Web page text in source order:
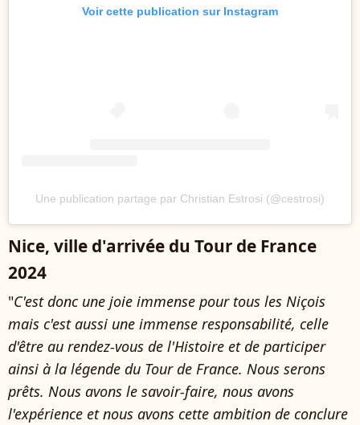
Voir cette publication sur Instagram
Une publication partage par Christian Estrosi (@cestrosi)
Nice, ville d'arrivée du Tour de France
2024
"C'est donc une joie immense pour tous les Niçois
mais c'est aussi une immense responsabilité, celle
d'être au rendez-vous de l'Histoire et de participer
ainsi à la légende du Tour de France. Nous serons
prêts. Nous avons le savoir-faire, nous avons
l'expérience et nous avons cette ambition de conclure